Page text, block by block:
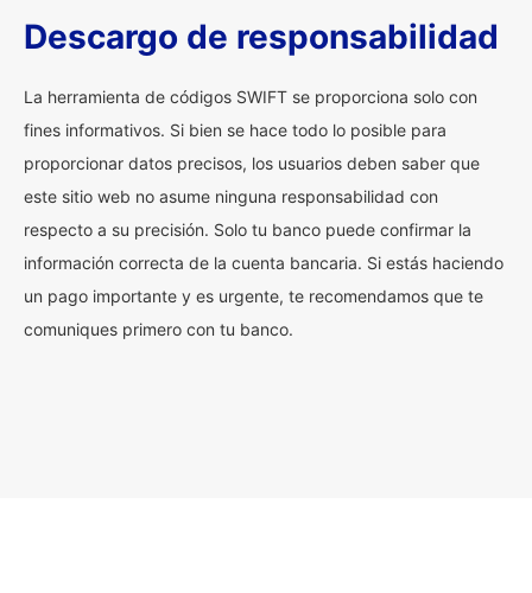
Descargo de responsabilidad
La herramienta de códigos SWIFT se proporciona solo con
fines informativos. Si bien se hace todo lo posible para
proporcionar datos precisos, los usuarios deben saber que
este sitio web no asume ninguna responsabilidad con
respecto a su precisión. Solo tu banco puede confirmar la
información correcta de la cuenta bancaria. Si estás haciendo
un pago importante y es urgente, te recomendamos que te
comuniques primero con tu banco.